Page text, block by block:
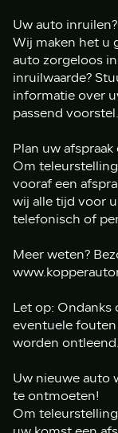
Uw auto inruilen?
Wij maken het u
auto zorgeloos
inruilwaarde?
informatie over
passend voorstel.
Plan uw
Om
vooraf een
wij alle tijd voor
telefonisch of
Meer weten?
Let op: Ondanks
eventuele
worden ontleend.
Uw nieuwe auto
te ontmoeten!
Om